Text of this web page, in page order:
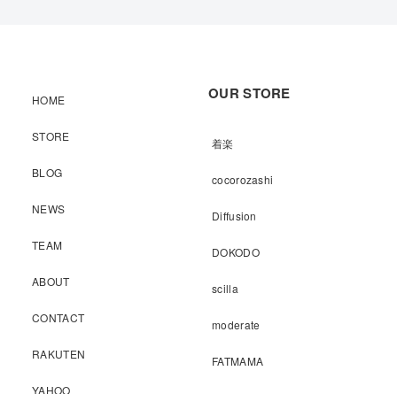
HOME
STORE
BLOG
NEWS
TEAM
ABOUT
CONTACT
RAKUTEN
YAHOO
OUR STORE
着楽
cocorozashi
Diffusion
DOKODO
scilla
moderate
FATMAMA